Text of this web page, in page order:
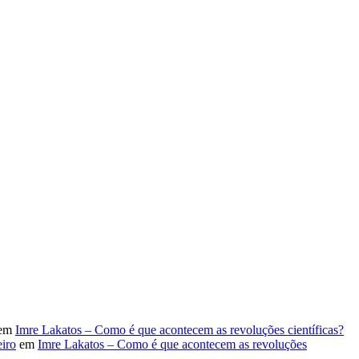
Imre Lakatos – Como é que acontecem as revoluções científicas?
em Imre Lakatos – Como é que acontecem as revoluções